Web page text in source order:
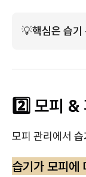
💡핵심은 습기
2️⃣ 모피 &
모피 관리에서 습
습기가 모피에